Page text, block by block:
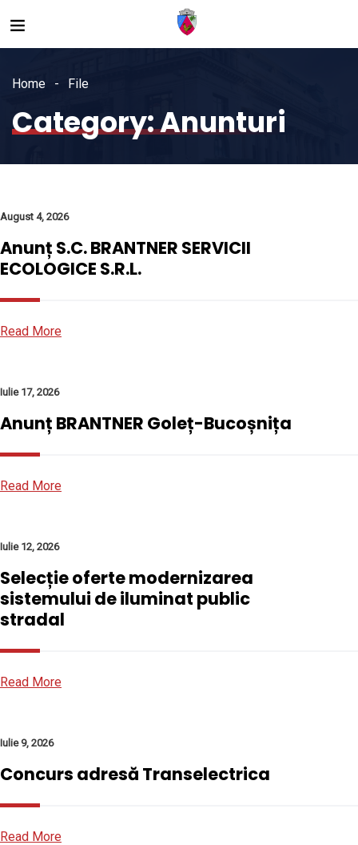
Home File
Category:Anunturi
August 4, 2026
Anunț S.C. BRANTNER SERVICII
ECOLOGICE S.R.L.
Read More
Iulie 17, 2026
Anunț BRANTNER Goleț-Bucoșnița
Read More
Iulie 12, 2026
Selecție oferte modernizarea
sistemului de iluminat public
stradal
Read More
Iulie 9, 2026
Concurs adresă Transelectrica
Read More